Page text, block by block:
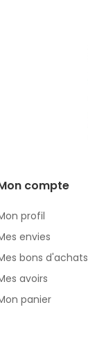
compte
profil
envies
bons d'achats
avoirs
panier